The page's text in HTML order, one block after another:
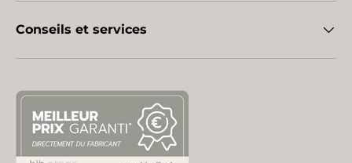
Conseils et services